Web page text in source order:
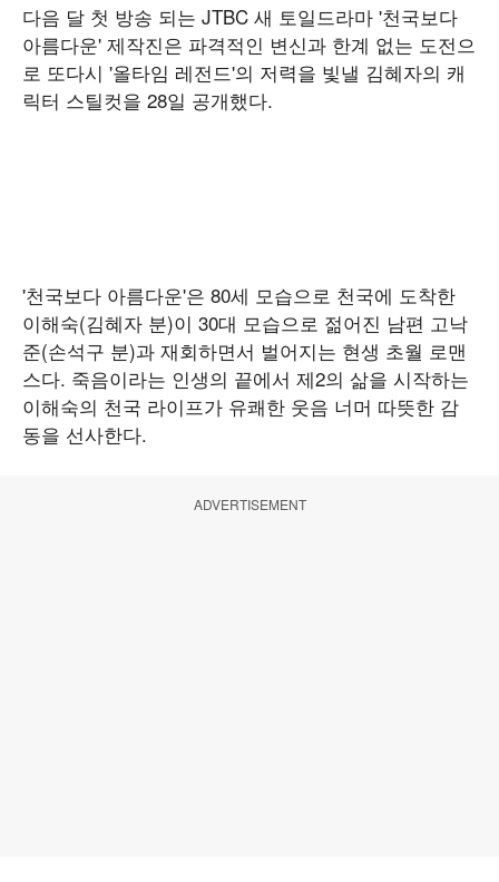
다음 달 첫 방송 되는 JTBC 새 토일드라마 '천국보다
아름다운' 제작진은 파격적인 변신과 한계 없는 도전으
로 또다시 '올타임 레전드'의 저력을 빛낼 김혜자의 캐
릭터 스틸컷을 28일 공개했다.
'천국보다 아름다운'은 80세 모습으로 천국에 도착한
이해숙(김혜자 분)이 30대 모습으로 젊어진 남편 고낙
준(손석구 분)과 재회하면서 벌어지는 현생 초월 로맨
스다. 죽음이라는 인생의 끝에서 제2의 삶을 시작하는
이해숙의 천국 라이프가 유쾌한 웃음 너머 따뜻한 감
동을 선사한다.
ADVERTISEMENT